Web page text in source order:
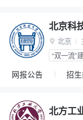
北京科
 北京
“双一流”
网报公告 招
北方工